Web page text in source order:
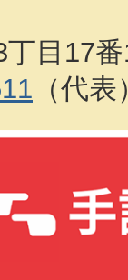
目17
（代表